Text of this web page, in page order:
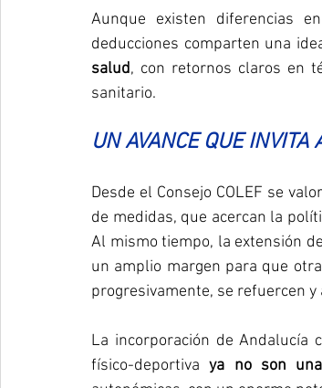
Aunque existen diferencias
deducciones comparten una
salud, con retornos claros en
sanitario.
UN AVANCE QUE
Desde el Consejo COLEF se
de medidas, que acercan la
Al mismo tiempo, la extensión
un amplio margen para que
progresivamente, se refuercen
La incorporación de Andalucía
físico-deportiva ya no son